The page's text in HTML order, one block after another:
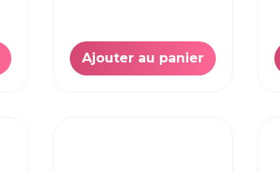
Ajouter au panier